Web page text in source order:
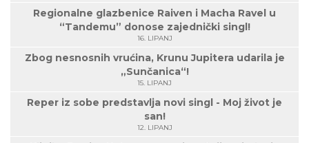
Regionalne glazbenice Raiven i Macha Ravel u
“Tandemu” donose zajednički singl!
16. LIPANJ
Zbog nesnosnih vrućina, Krunu Jupitera udarila je
„Sunčanica“!
15. LIPANJ
Reper iz sobe predstavlja novi singl - Moj život je
san!
12. LIPANJ